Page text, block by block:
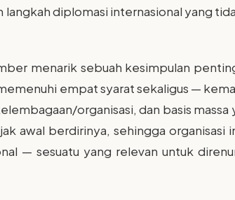
langkah diplomasi internasional yang
menarik sebuah kesimpulan
empat syarat sekaligus —
organisasi, dan basis
awal berdirinya, sehingga organisasi
— sesuatu yang relevan untuk